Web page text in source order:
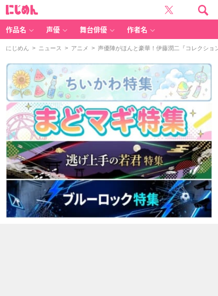
作品名 声優 舞台俳優 作者名
にじめん > ニュース > アニメ > 声優陣がほんと豪華！伊藤潤二『コレクシ